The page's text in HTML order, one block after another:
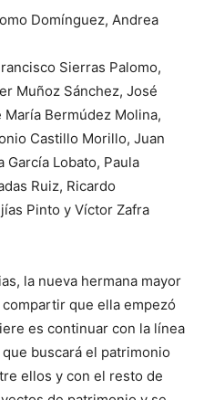
Domínguez, Andrea
Sierras Palomo,
Muñoz Sánchez, José
Bermúdez Molina,
Castillo Morillo, Juan
García Lobato, Paula
Ruiz, Ricardo
Pinto y Víctor Zafra
la nueva hermana mayor
que ella empezó
es continuar con la línea
buscará el patrimonio
ellos y con el resto de